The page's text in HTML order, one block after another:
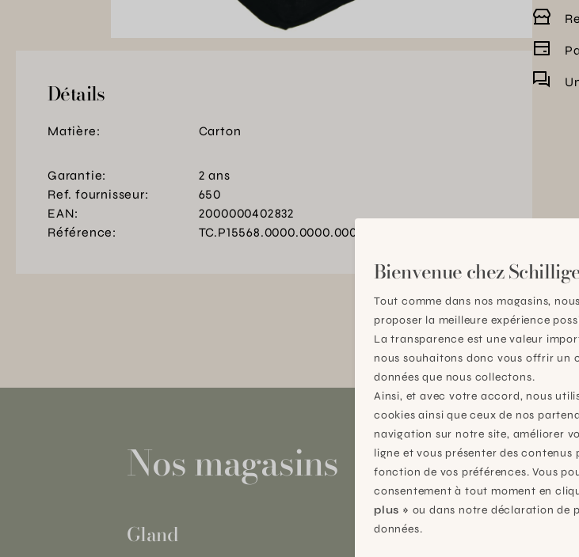
Détails
Matière: Carton
Garantie:
2 ans
Ref. fournisseur:
650
EAN:
2000000402832
Référence:
TC.P15568.0000.0000.0000
Nos magasins
Gland Plan-les-Ouates
Bienvenue chez
Tout comme dans nos magasins,
proposer la meilleure expérience
La transparence est une valeur
nous souhaitons donc vous offrir un
données que nous collectons.
Ainsi, et avec votre accord, nous
cookies ainsi que ceux de nos
navigation sur notre site, améliorer
ligne et vous présenter des contenus
fonction de vos préférences. Vous
consentement à tout moment en
plus » ou dans notre déclaration de
données.